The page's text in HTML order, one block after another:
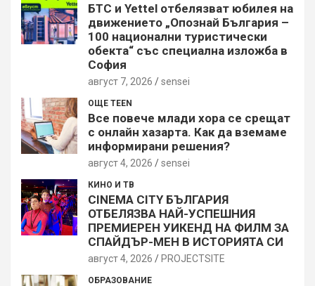
БТС и Yettel отбелязват юбилея на
движението „Опознай България –
100 национални туристически
обекта“ със специална изложба в
София
август 7, 2026 sensei
ОЩЕ TEEN
Все повече млади хора се срещат
с онлайн хазарта. Как да вземаме
информирани решения?
август 4, 2026 sensei
КИНО И ТВ
CINEMA CITY БЪЛГАРИЯ
ОТБЕЛЯЗВА НАЙ-УСПЕШНИЯ
ПРЕМИЕРЕН УИКЕНД НА ФИЛМ ЗА
СПАЙДЪР-МЕН В ИСТОРИЯТА СИ
август 4, 2026 PROJECTSITЕ
ОБРАЗОВАНИЕ